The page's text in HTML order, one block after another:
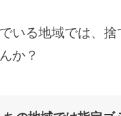
いる地域では、捨
か？